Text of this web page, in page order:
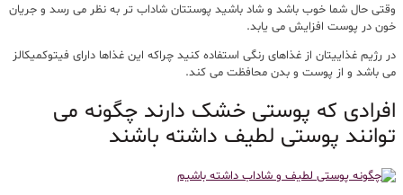
وقتی حال شما خوب باشد و شاد باشید پوستتان شاداب تر به نظر می رسد و جریان
خون در پوست افزایش می یابد.
در رژیم غذاییتان از غذاهای رنگی استفاده کنید چراکه این غذاها دارای فیتوکمیکالز
می باشد و از پوست و بدن محافظت می کند.
افرادی که پوستی خشک دارند چگونه می
توانند پوستی لطیف داشته باشند